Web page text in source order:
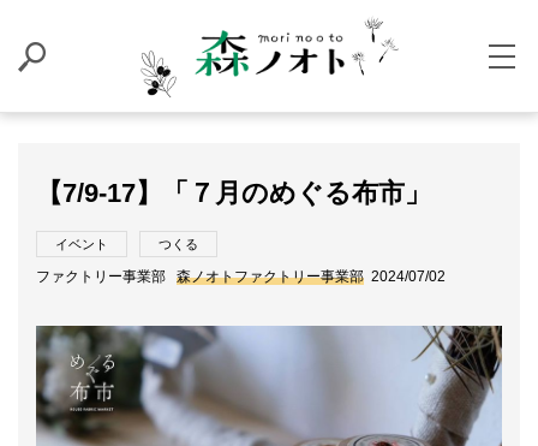
【7/9-17】「７月のめぐる布市」
イベント つくる
ファクトリー事業部 森ノオトファクトリー事業部 2024/07/02